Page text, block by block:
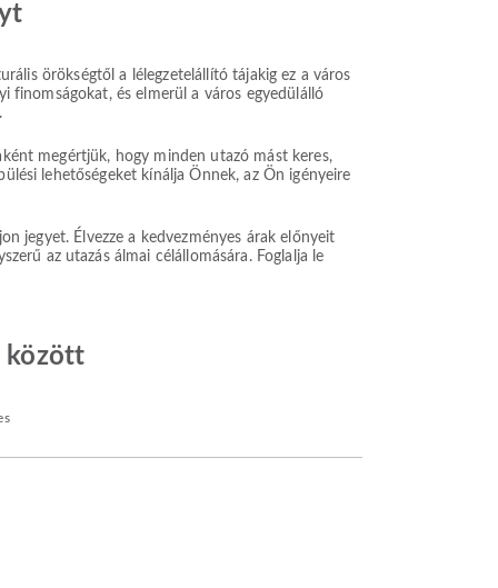
örökségtől a lélegzetelállító tájakig ez a város
finomságokat, és elmerül a város egyedülálló
megértjük, hogy minden utazó mást keres,
lehetőségeket kínálja Önnek, az Ön igényeire
jegyet. Élvezze a kedvezményes árak előnyeit
az utazás álmai célállomására. Foglalja le
között